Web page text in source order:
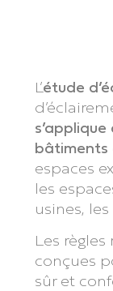
L’étude
bâtiments
espaces
les
usines, les
Les règles
conçues
sûr et